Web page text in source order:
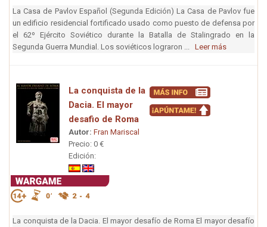
La Casa de Pavlov Español (Segunda Edición) La Casa de Pavlov fue
un edificio residencial fortificado usado como puesto de defensa por
el 62º Ejército Soviético durante la Batalla de Stalingrado en la
Segunda Guerra Mundial. Los soviéticos lograron ... Leer más
La conquista de la
Dacia. El mayor
desafio de Roma
Autor: Fran Mariscal
Precio: 0 €
Edición:
La conquista de la Dacia. El mayor desafío de Roma El mayor desafío